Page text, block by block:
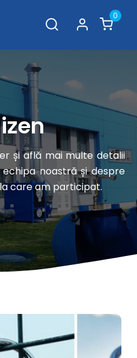
0
și află mai multe detalii
noastră și despre
care am participat.